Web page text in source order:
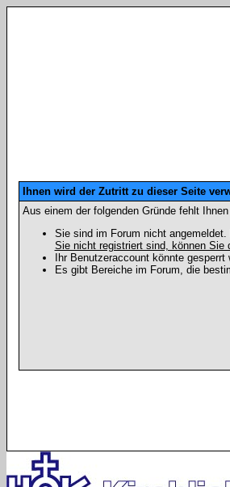
Ihnen wird der Zutritt zu dieser Seite
Aus einem der folgenden Gründe fehlt
Sie sind im Forum nicht
Sie nicht registriert sind, können Sie
Ihr Benutzeraccount könnte
Es gibt Bereiche im Forum, die